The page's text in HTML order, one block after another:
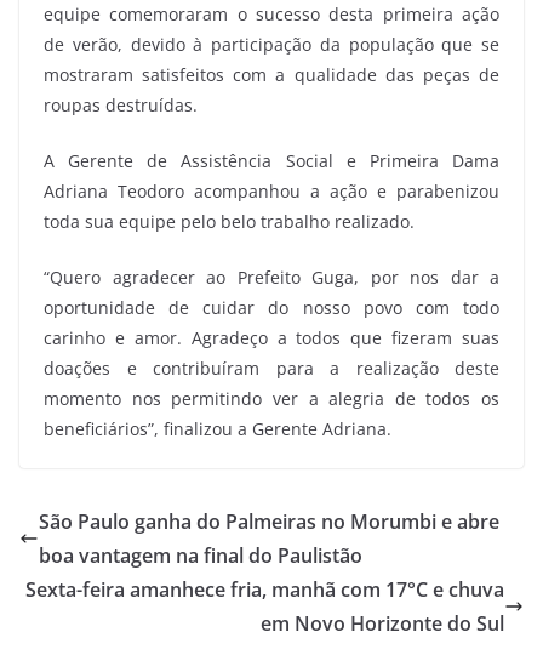
equipe comemoraram o sucesso desta primeira ação
de verão, devido à participação da população que se
mostraram satisfeitos com a qualidade das peças de
roupas destruídas.
A Gerente de Assistência Social e Primeira Dama
Adriana Teodoro acompanhou a ação e parabenizou
toda sua equipe pelo belo trabalho realizado.
“Quero agradecer ao Prefeito Guga, por nos dar a
oportunidade de cuidar do nosso povo com todo
carinho e amor. Agradeço a todos que fizeram suas
doações e contribuíram para a realização deste
momento nos permitindo ver a alegria de todos os
beneficiários”, finalizou a Gerente Adriana.
São Paulo ganha do Palmeiras no Morumbi e abre
boa vantagem na final do Paulistão
Sexta-feira amanhece fria, manhã com 17°C e chuva
em Novo Horizonte do Sul